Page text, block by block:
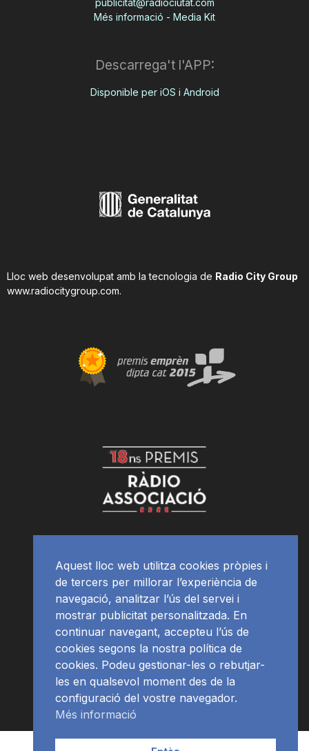
Més informació - Media Kit
Descarrega't l'APP:
Disponible per iOS i Android
Lloc web desenvolupat amb la tecnologia de Radio City Group
www.radiocitygroup.com.
APP Programació
Aquest lloc web utilitza cookies pròpies i
de tercers per millorar l’experiència de
navegació, analitzar l’ús del servei i
mostrar publicitat personalitzada. En
continuar navegant, accepteu l’ús de
cookies segons la nostra política de
cookies. Podeu gestionar-les o rebutjar-
les en qualsevol moment des de la
configuració del vostre navegador.
Més informació